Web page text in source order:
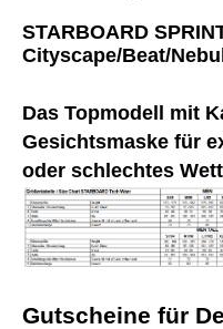
STARBOARD
Cityscape/Beat/
Das Topmodell mit
Gesichtsmaske für
oder schlechtes
Gutscheine für